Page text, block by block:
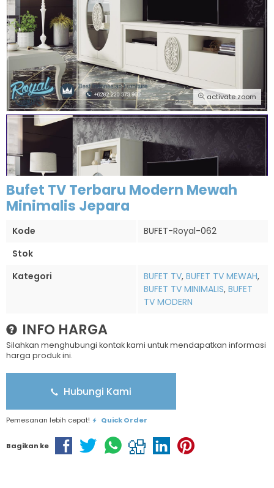
activate zoom
Bufet TV Terbaru Modern Mewah
Minimalis Jepara
Kode
BUFET-Royal-062
Stok
Kategori
BUFET TV, BUFET TV MEWAH,
BUFET TV MINIMALIS, BUFET
TV MODERN
INFO HARGA
Silahkan menghubungi kontak kami untuk mendapatkan informasi
harga produk ini.
Hubungi Kami
Pemesanan lebih cepat! Quick Order
Bagikan ke